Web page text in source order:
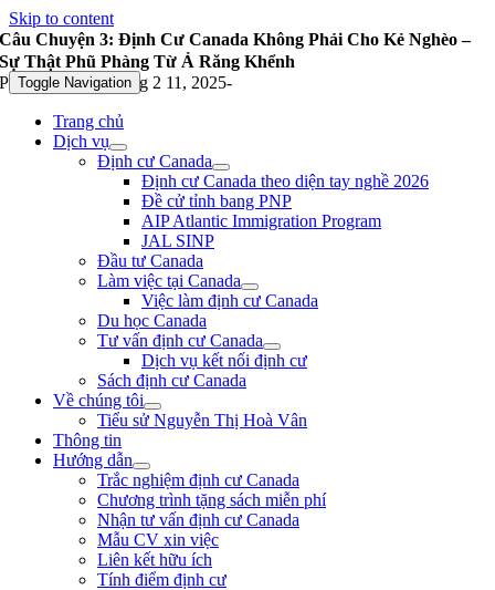
Skip to content
Toggle Navigation
Trang chủ
Dịch vụ
Định cư Canada
Định cư Canada theo diện tay nghề 2026
Đề cử tỉnh bang PNP
AIP Atlantic Immigration Program
JAL SINP
Đầu tư Canada
Làm việc tại Canada
Việc làm định cư Canada
Du học Canada
Tư vấn định cư Canada
Dịch vụ kết nối định cư
Sách định cư Canada
Về chúng tôi
Tiểu sử Nguyễn Thị Hoà Vân
Thông tin
Hướng dẫn
Trắc nghiệm định cư Canada
Chương trình tặng sách miễn phí
Nhận tư vấn định cư Canada
Mẫu CV xin việc
Liên kết hữu ích
Tính điểm định cư
Câu Chuyện 3: Định Cư Canada Không Phải Cho Kẻ Nghèo –
Sự Thật Phũ Phàng Từ Ả Răng Khểnh
Published On: Tháng 2 11, 2025-